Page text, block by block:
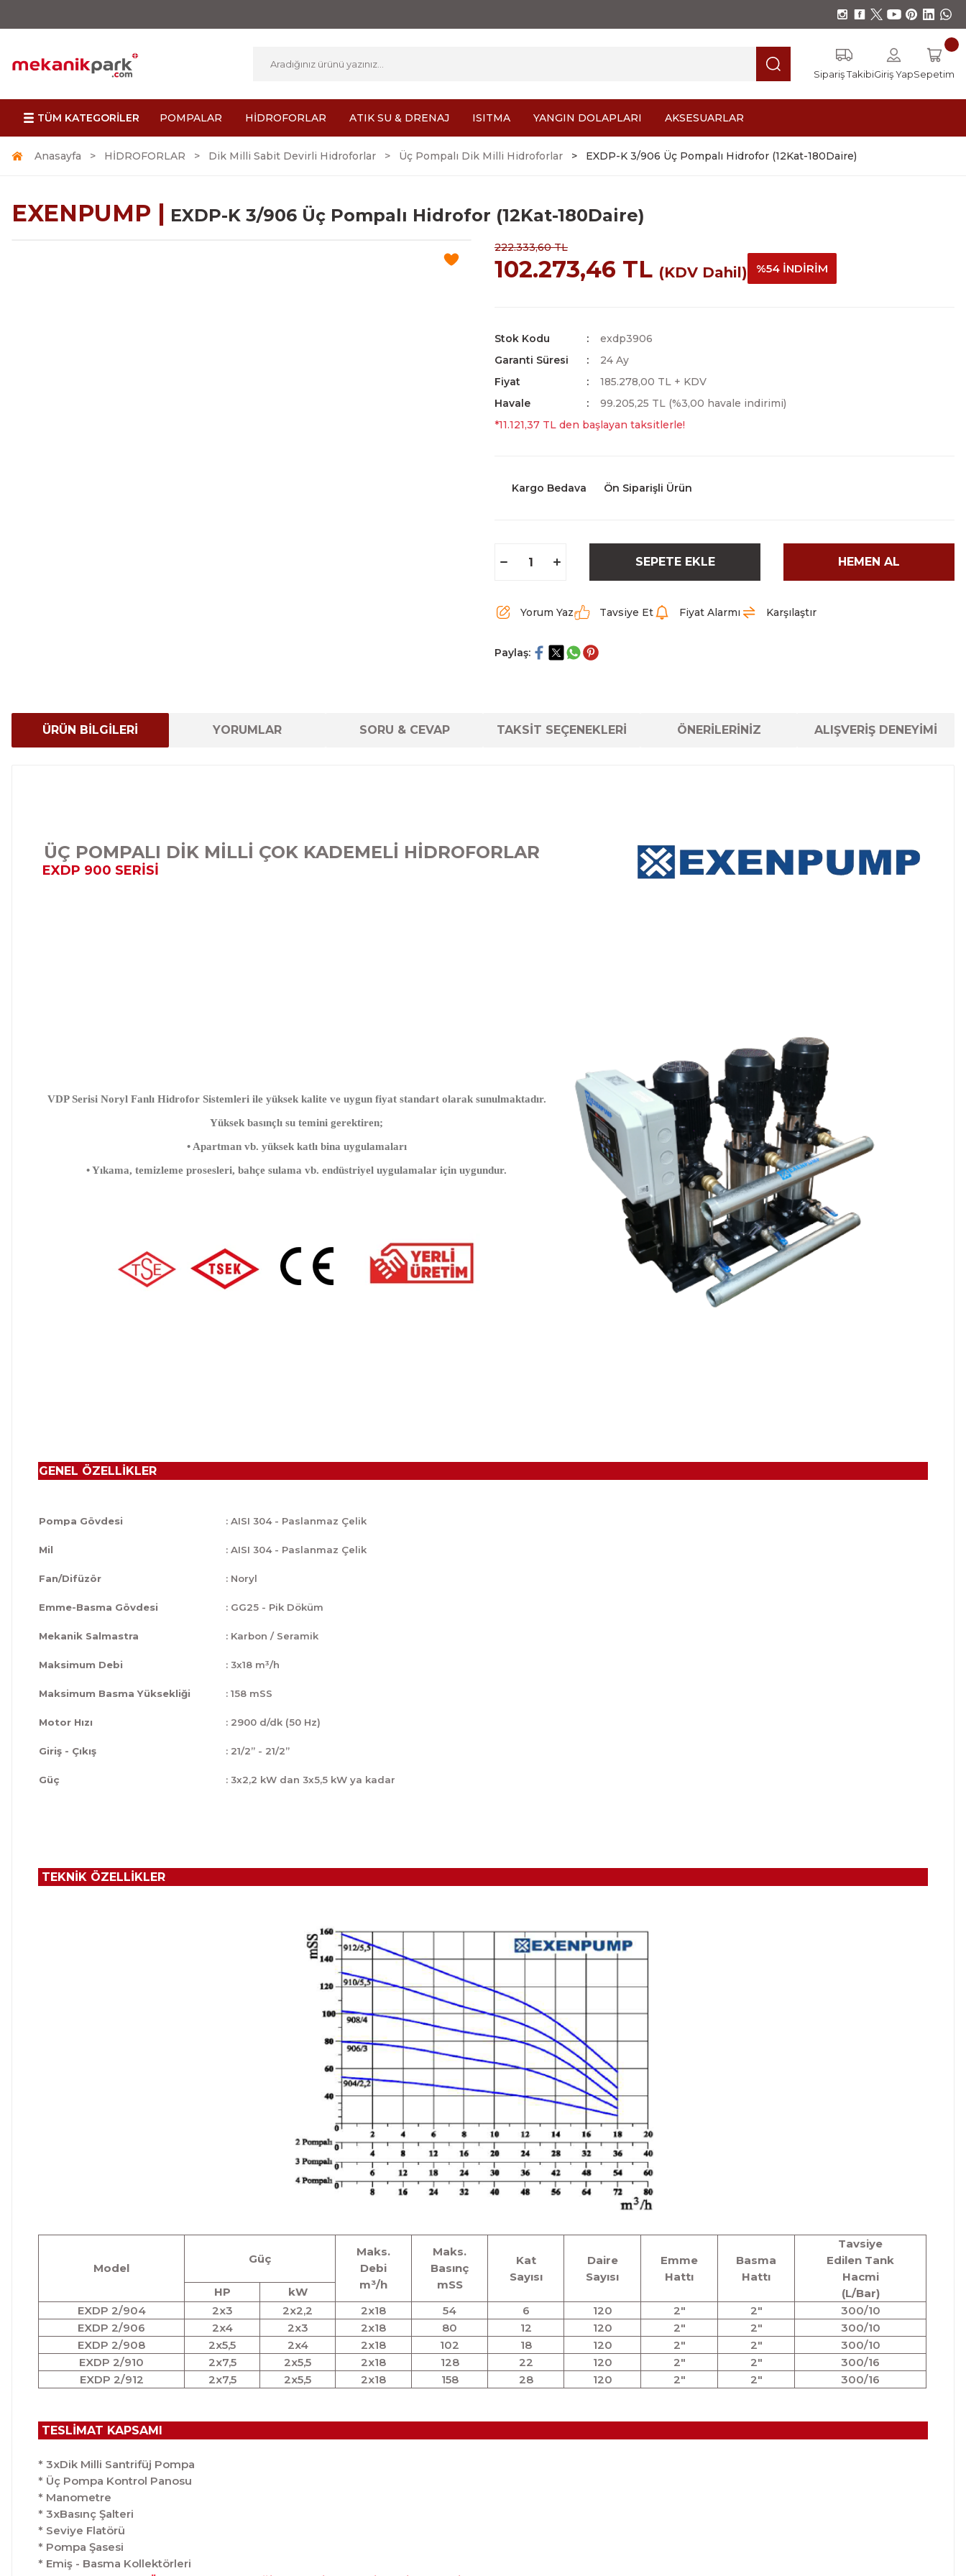
Sipariş TakibiGiriş YapSepetim
TÜM KATEGORİLER POMPALAR HİDROFORLAR ATIK SU & DRENAJ ISITMA YANGIN DOLAPLARI AKSESUARLAR
Anasayfa HİDROFORLAR Dik Milli Sabit Devirli Hidroforlar Üç Pompalı Dik Milli Hidroforlar EXDP-K 3/906 Üç Pompalı Hidrofor (12Kat-180Daire)
EXENPUMP | EXDP-K 3/906 Üç Pompalı Hidrofor (12Kat-180Daire)
222.333,60 TL
102.273,46 TL (KDV Dahil) %54 İNDİRİM
Stok Kodu
exdp3906
Garanti Süresi
24 Ay
Fiyat
185.278,00 TL + KDV
Havale
99.205,25 TL (%3,00 havale indirimi)
*11.121,37 TL den başlayan taksitlerle!
Kargo Bedava Ön Siparişli Ürün
SEPETE EKLE HEMEN AL
Yorum Yaz Tavsiye Et Fiyat Alarmı Karşılaştır
Paylaş:
ÜRÜN BİLGİLERİ YORUMLAR SORU & CEVAP TAKSİT SEÇENEKLERİ ÖNERİLERİNİZ ALIŞVERİŞ DENEYİMİ
ÜÇ POMPALI DİK MİLLİ ÇOK KADEMELİ HİDROFORLAR
EXDP 900 SERİSİ
VDP Serisi Noryl Fanlı Hidrofor Sistemleri ile yüksek kalite ve uygun fiyat standart olarak sunulmaktadır.
Yüksek basınçlı su temini gerektiren;
• Apartman vb. yüksek katlı bina uygulamaları
• Yıkama, temizleme prosesleri, bahçe sulama vb. endüstriyel uygulamalar için uygundur.
GENEL ÖZELLİKLER
Pompa Gövdesi : AISI 304 - Paslanmaz Çelik
Mil : AISI 304 - Paslanmaz Çelik
Fan/Difüzör : Noryl
Emme-Basma Gövdesi : GG25 - Pik Döküm
Mekanik Salmastra : Karbon / Seramik
Maksimum Debi : 3x18 m³/h
Maksimum Basma Yüksekliği : 158 mSS
Motor Hızı : 2900 d/dk (50 Hz)
Giriş - Çıkış : 21/2” - 21/2”
Güç : 3x2,2 kW dan 3x5,5 kW ya kadar
TEKNİK ÖZELLİKLER
Model
Güç
Maks.
Debi
m³/h
Maks.
Basınç
mSS
Kat
Sayısı
Daire
Sayısı
Emme
Hattı
Basma
Hattı
Tavsiye
Edilen Tank
Hacmi
(L/Bar)
HP
kW
EXDP 2/904
2x3 2x2,2 2x18 54 6 120 2" 2"
300/10
EXDP 2/906
2x4 2x3 2x18 80 12 120 2" 2"
300/10
EXDP 2/908
2x5,5 2x4 2x18 102 18 120 2" 2"
300/10
EXDP 2/910
2x7,5 2x5,5 2x18 128 22 120 2" 2"
300/16
EXDP 2/912
2x7,5 2x5,5 2x18 158 28 120 2" 2" 300/16
TESLİMAT KAPSAMI
* 3xDik Milli Santrifüj Pompa
* Üç Pompa Kontrol Panosu
* Manometre
* 3xBasınç Şalteri
* Seviye Flatörü
* Pompa Şasesi
* Emiş - Basma Kollektörleri